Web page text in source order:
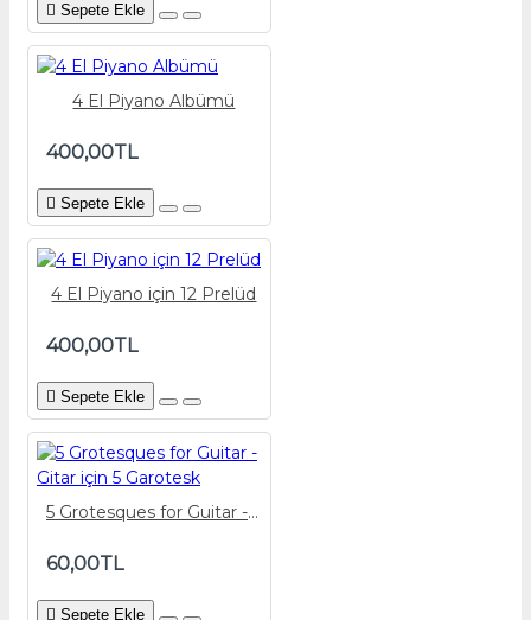
Sepete Ekle
4 El Piyano Albümü
400,00TL
Sepete Ekle
4 El Piyano için 12 Prelüd
400,00TL
Sepete Ekle
5 Grotesques for Guitar - Gitar için 5 Garotesk
60,00TL
Sepete Ekle